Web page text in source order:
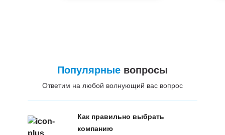
Популярныевопросы
Ответим на любой волнующий вас вопрос
Как правильно выбрать
компанию